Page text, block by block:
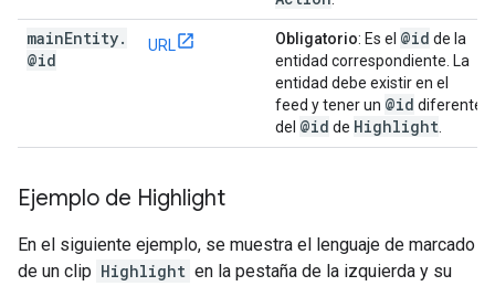
mainEntity.
@id
URL Obligatorio: Es el @id de la
entidad correspondiente. La
entidad debe existir en el
feed y tener un @id diferente
del @id de Highlight
Ejemplo de Highlight
En el siguiente ejemplo, se muestra el lenguaje de marcado
de un clip Highlight en la pestaña de la izquierda y su